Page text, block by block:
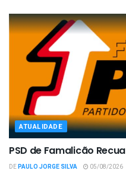
ATUALIDADE
PSD de Famalicão Recua
DEPAULO JORGE SILVA 05/08/2026